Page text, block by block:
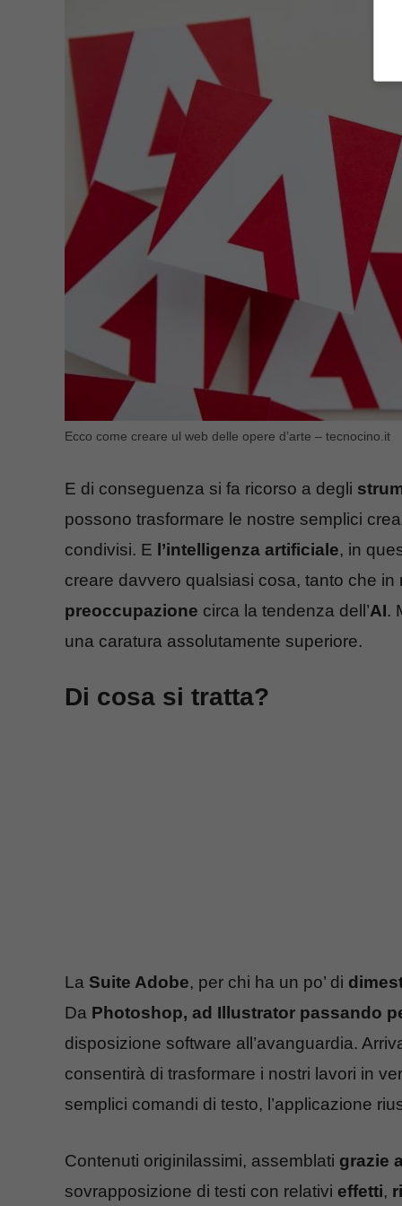
Ecco come creare ul web delle opere d’arte – tecnocino.it
E di conseguenza si fa ricorso a degli
possono trasformare le nostre semplici
condivisi. E l’intelligenza artificiale, in
creare davvero qualsiasi cosa, tanto che
preoccupazione circa la tendenza dell’AI.
una caratura assolutamente superiore.
Di cosa si tratta?
La Suite Adobe, per chi ha un po’ di
Da Photoshop, ad Illustrator passando
disposizione software all’avanguardia.
consentirà di trasformare i nostri lavori in
semplici comandi di testo, l’applicazione
Contenuti originilassimi, assemblati grazie
sovrapposizione di testi con relativi effetti,